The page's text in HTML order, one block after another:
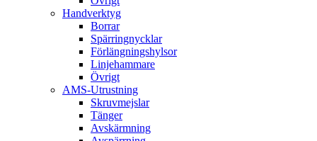
Handverktyg
Borrar
Spärringnycklar
Förlängningshylsor
Linjehammare
Övrigt
AMS-Utrustning
Skruvmejslar
Tänger
Avskärmning